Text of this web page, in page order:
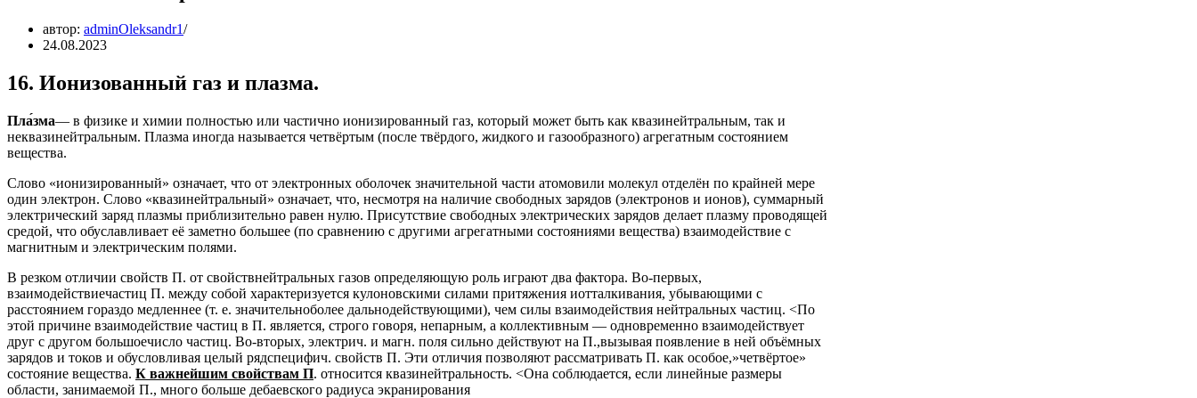
автор: adminOleksandr1
24.08.2023
16. Ионизованный газ и плазма.
Пла́зма— в физике и химии полностью или частично ионизированный газ, который может быть как квазинейтральным, так и
неквазинейтральным. Плазма иногда называется четвёртым (после твёрдого, жидкого и газообразного) агрегатным состоянием
вещества.
Слово «ионизированный» означает, что от электронных оболочек значительной части атомовили молекул отделён по крайней мере
один электрон. Слово «квазинейтральный» означает, что, несмотря на наличие свободных зарядов (электронов и ионов), суммарный
электрический заряд плазмы приблизительно равен нулю. Присутствие свободных электрических зарядов делает плазму проводящей
средой, что обуславливает её заметно большее (по сравнению с другими агрегатными состояниями вещества) взаимодействие с
магнитным и электрическим полями.
В резком отличии свойств П. от свойствнейтральных газов определяющую роль играют два фактора. Во-первых,
взаимодействиечастиц П. между собой характеризуется кулоновскими силами притяжения иотталкивания, убывающими с
расстоянием гораздо медленнее (т. е. значительноболее дальнодействующими), чем силы взаимодействия нейтральных частиц. <По
этой причине взаимодействие частиц в П. является, строго говоря, непарным, а коллективным — одновременно взаимодействует
друг с другом большоечисло частиц. Во-вторых, электрич. и магн. поля сильно действуют на П.,вызывая появление в ней объёмных
зарядов и токов и обусловливая целый рядспецифич. свойств П. Эти отличия позволяют рассматривать П. как особое,»четвёртое»
состояние вещества. К важнейшим свойствам П. относится квазинейтральность. <Она соблюдается, если линейные размеры
области, занимаемой П., много больше дебаевского радиуса экранирования